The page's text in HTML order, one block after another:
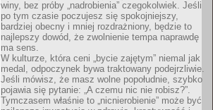
winy, bez próby „nadrobienia” czegokolwiek. Jeśli
po tym czasie poczujesz się spokojniejszy,
bardziej obecny i mniej rozdrażniony, będzie to
najlepszy dowód, że zwolnienie tempa naprawdę
ma sens.
W kulturze, która ceni „bycie zajętym” niemal jak
medal, odpoczynek bywa traktowany podejrzliwie.
Jeśli mówisz, że masz wolne popołudnie, szybko
pojawia się pytanie: „A czemu nic nie robisz?”.
Tymczasem właśnie to „nicnierobienie” może być